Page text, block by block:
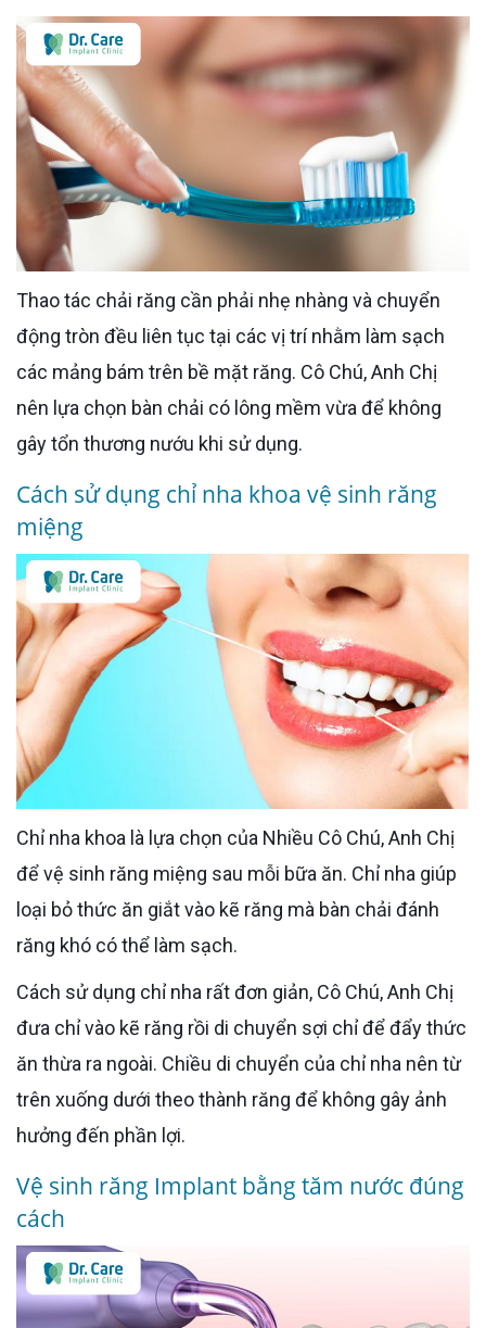
Thao tác chải răng cần phải nhẹ nhàng và chuyển
động tròn đều liên tục tại các vị trí nhằm làm sạch
các mảng bám trên bề mặt răng. Cô Chú, Anh Chị
nên lựa chọn bàn chải có lông mềm vừa để không
gây tổn thương nướu khi sử dụng.
Cách sử dụng chỉ nha khoa vệ sinh răng
miệng
Chỉ nha khoa là lựa chọn của Nhiều Cô Chú, Anh Chị
để vệ sinh răng miệng sau mỗi bữa ăn. Chỉ nha giúp
loại bỏ thức ăn giắt vào kẽ răng mà bàn chải đánh
răng khó có thể làm sạch.
Cách sử dụng chỉ nha rất đơn giản, Cô Chú, Anh Chị
đưa chỉ vào kẽ răng rồi di chuyển sợi chỉ để đẩy thức
ăn thừa ra ngoài. Chiều di chuyển của chỉ nha nên từ
trên xuống dưới theo thành răng để không gây ảnh
hưởng đến phần lợi.
Vệ sinh răng Implant bằng tăm nước đúng
cách